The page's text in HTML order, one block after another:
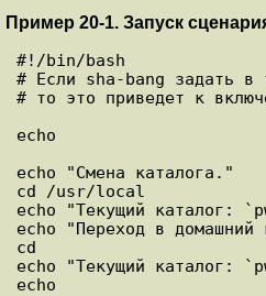
Пример 20-1. Запуск
#!/bin/bash
# Если sha-bang задать
# то это приведет к
echo
echo "Смена каталога."
cd /usr/local
echo "Текущий каталог:
echo "Переход в домашний
cd
echo "Текущий каталог:
echo